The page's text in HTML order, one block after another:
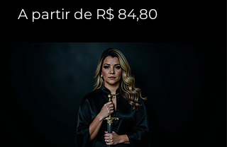
A partir de R$ 84,80
Preço promocional